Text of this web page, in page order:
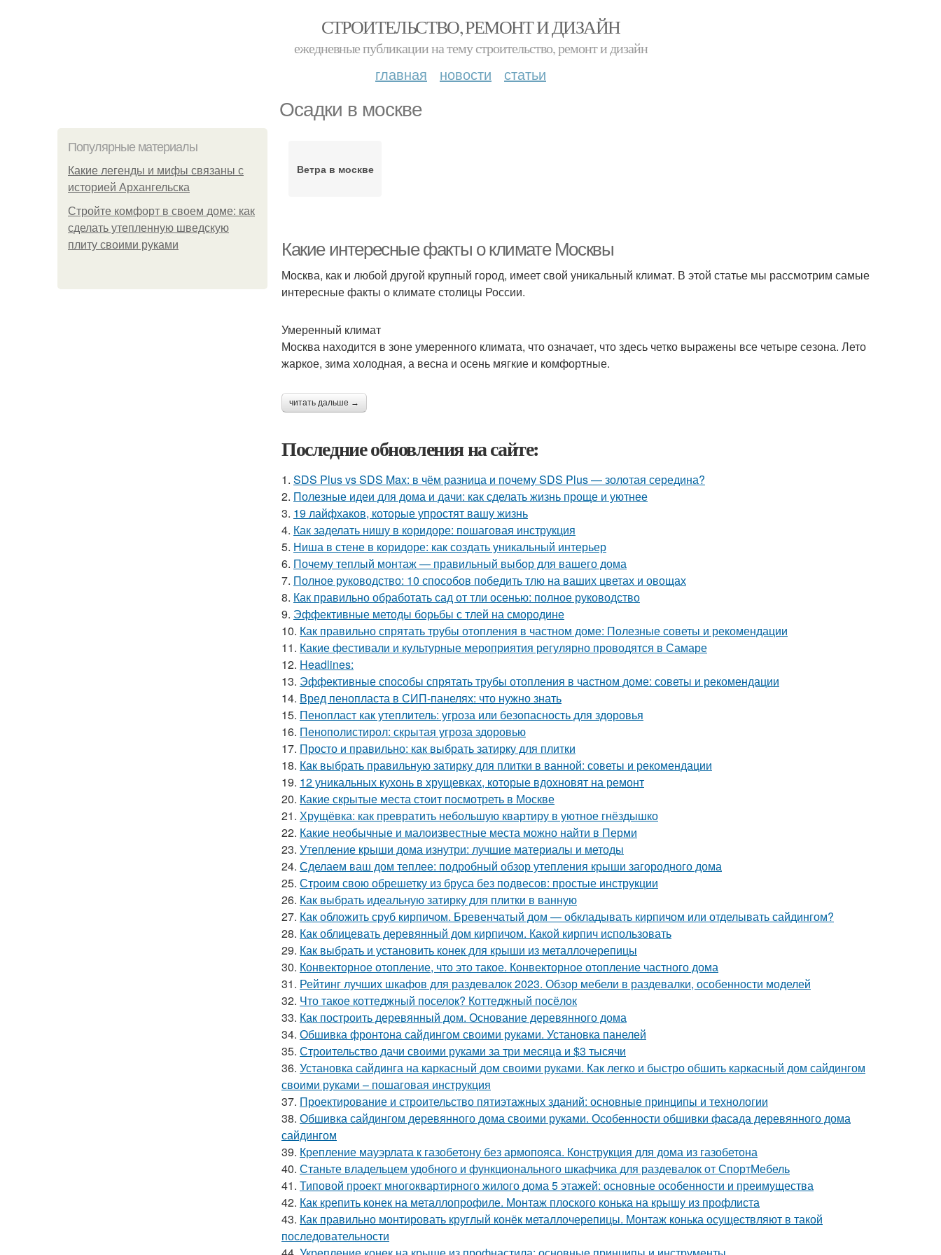
СТРОИТЕЛЬСТВО, РЕМОНТ И ДИЗАЙН
ежедневные публикации на тему строительство, ремонт и дизайн
главная новости статьи
Осадки в москве
Популярные материалы
Какие легенды и мифы связаны с
историей Архангельска
Стройте комфорт в своем доме: как
сделать утепленную шведскую
плиту своими руками
Ветра в москве
Какие интересные факты о климате Москвы
Москва, как и любой другой крупный город, имеет свой уникальный климат. В этой статье мы рассмотрим самые
интересные факты о климате столицы России.
Умеренный климат
Москва находится в зоне умеренного климата, что означает, что здесь четко выражены все четыре сезона. Лето
жаркое, зима холодная, а весна и осень мягкие и комфортные.
читать дальше →
Последние обновления на сайте:
1. SDS Plus vs SDS Max: в чём разница и почему SDS Plus — золотая середина?
2. Полезные идеи для дома и дачи: как сделать жизнь проще и уютнее
3. 19 лайфхаков, которые упростят вашу жизнь
4. Как заделать нишу в коридоре: пошаговая инструкция
5. Ниша в стене в коридоре: как создать уникальный интерьер
6. Почему теплый монтаж — правильный выбор для вашего дома
7. Полное руководство: 10 способов победить тлю на ваших цветах и овощах
8. Как правильно обработать сад от тли осенью: полное руководство
9. Эффективные методы борьбы с тлей на смородине
10. Как правильно спрятать трубы отопления в частном доме: Полезные советы и рекомендации
11. Какие фестивали и культурные мероприятия регулярно проводятся в Самаре
12. Headlines:
13. Эффективные способы спрятать трубы отопления в частном доме: советы и рекомендации
14. Вред пенопласта в СИП-панелях: что нужно знать
15. Пенопласт как утеплитель: угроза или безопасность для здоровья
16. Пенополистирол: скрытая угроза здоровью
17. Просто и правильно: как выбрать затирку для плитки
18. Как выбрать правильную затирку для плитки в ванной: советы и рекомендации
19. 12 уникальных кухонь в хрущевках, которые вдохновят на ремонт
20. Какие скрытые места стоит посмотреть в Москве
21. Хрущёвка: как превратить небольшую квартиру в уютное гнёздышко
22. Какие необычные и малоизвестные места можно найти в Перми
23. Утепление крыши дома изнутри: лучшие материалы и методы
24. Сделаем ваш дом теплее: подробный обзор утепления крыши загородного дома
25. Строим свою обрешетку из бруса без подвесов: простые инструкции
26. Как выбрать идеальную затирку для плитки в ванную
27. Как обложить сруб кирпичом. Бревенчатый дом — обкладывать кирпичом или отделывать сайдингом?
28. Как облицевать деревянный дом кирпичом. Какой кирпич использовать
29. Как выбрать и установить конек для крыши из металлочерепицы
30. Конвекторное отопление, что это такое. Конвекторное отопление частного дома
31. Рейтинг лучших шкафов для раздевалок 2023. Обзор мебели в раздевалки, особенности моделей
32. Что такое коттеджный поселок? Коттеджный посёлок
33. Как построить деревянный дом. Основание деревянного дома
34. Обшивка фронтона сайдингом своими руками. Установка панелей
35. Строительство дачи своими руками за три месяца и $3 тысячи
36. Установка сайдинга на каркасный дом своими руками. Как легко и быстро обшить каркасный дом сайдингом
своими руками – пошаговая инструкция
37. Проектирование и строительство пятиэтажных зданий: основные принципы и технологии
38. Обшивка сайдингом деревянного дома своими руками. Особенности обшивки фасада деревянного дома
сайдингом
39. Крепление мауэрлата к газобетону без армопояса. Конструкция для дома из газобетона
40. Станьте владельцем удобного и функционального шкафчика для раздевалок от СпортМебель
41. Типовой проект многоквартирного жилого дома 5 этажей: основные особенности и преимущества
42. Как крепить конек на металлопрофиле. Монтаж плоского конька на крышу из профлиста
43. Как правильно монтировать круглый конёк металлочерепицы. Монтаж конька осуществляют в такой
последовательности